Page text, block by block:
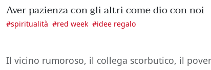
Aver pazienza con gli altri come dio con noi
#spiritualità #red week #idee regalo
Il vicino rumoroso, il collega scorbutico, il